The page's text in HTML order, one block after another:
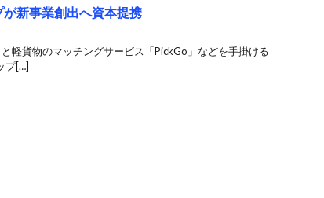
新事業創出へ資本提携
軽貨物のマッチングサービス「PickGo」などを手掛ける
プ[…]